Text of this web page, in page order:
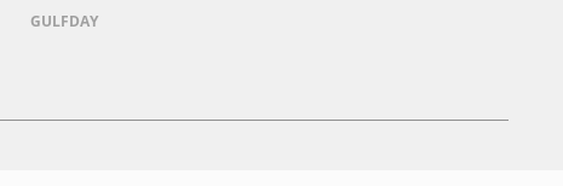
GULFDAY